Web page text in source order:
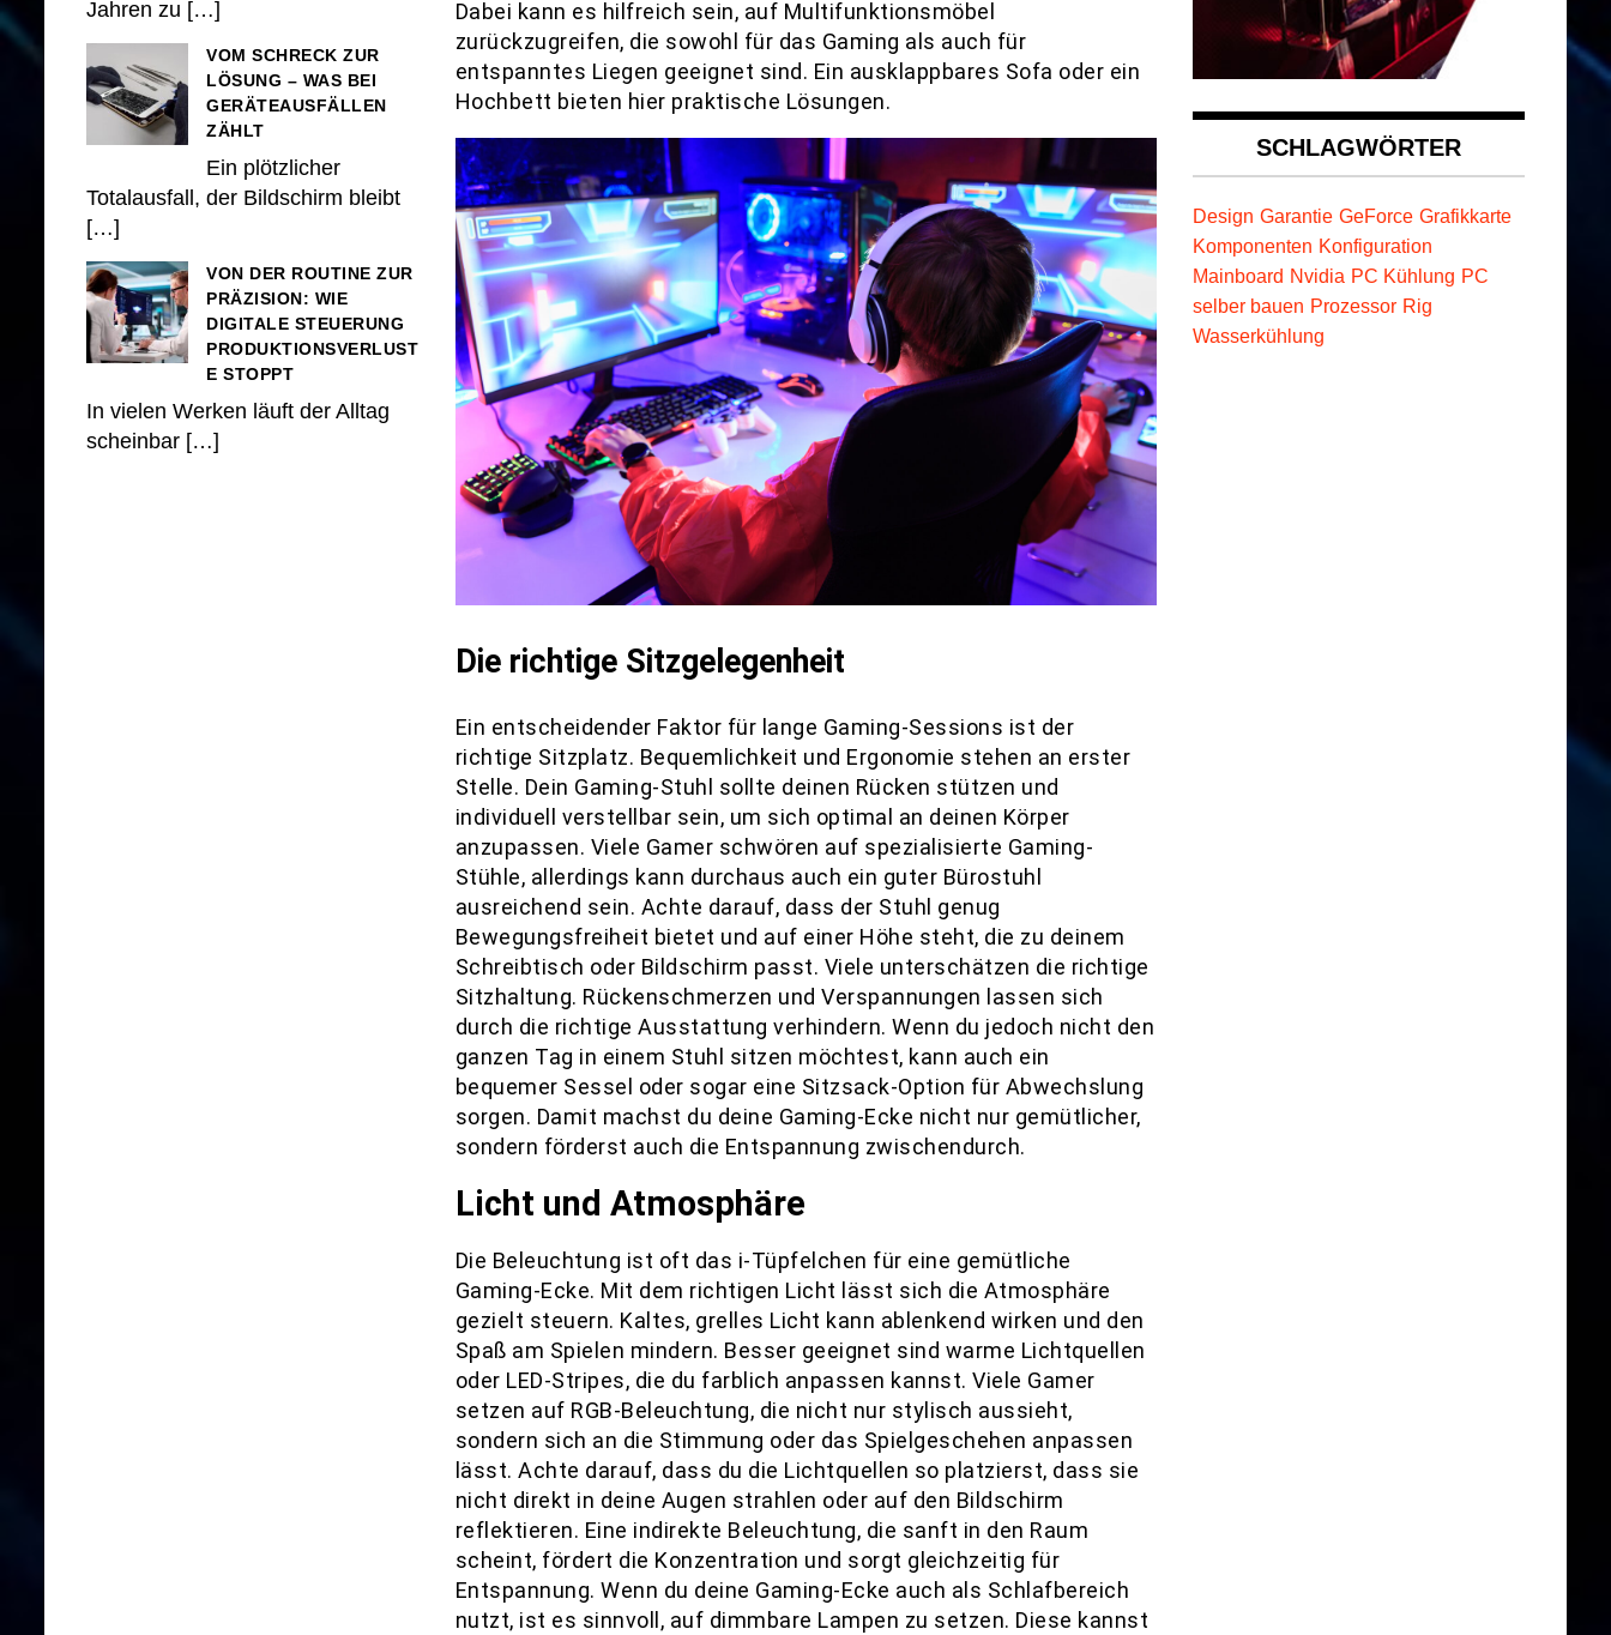
Dabei kann es hilfreich sein, auf Multifunktionsmöbel
zurückzugreifen, die sowohl für das Gaming als auch für
entspanntes Liegen geeignet sind. Ein ausklappbares Sofa oder ein
Hochbett bieten hier praktische Lösungen.
Die richtige Sitzgelegenheit
Ein entscheidender Faktor für lange Gaming-Sessions ist der
richtige Sitzplatz. Bequemlichkeit und Ergonomie stehen an erster
Stelle. Dein Gaming-Stuhl sollte deinen Rücken stützen und
individuell verstellbar sein, um sich optimal an deinen Körper
anzupassen. Viele Gamer schwören auf spezialisierte Gaming-
Stühle, allerdings kann durchaus auch ein guter Bürostuhl
ausreichend sein. Achte darauf, dass der Stuhl genug
Bewegungsfreiheit bietet und auf einer Höhe steht, die zu deinem
Schreibtisch oder Bildschirm passt. Viele unterschätzen die richtige
Sitzhaltung. Rückenschmerzen und Verspannungen lassen sich
durch die richtige Ausstattung verhindern. Wenn du jedoch nicht den
ganzen Tag in einem Stuhl sitzen möchtest, kann auch ein
bequemer Sessel oder sogar eine Sitzsack-Option für Abwechslung
sorgen. Damit machst du deine Gaming-Ecke nicht nur gemütlicher,
sondern förderst auch die Entspannung zwischendurch.
Licht und Atmosphäre
Die Beleuchtung ist oft das i-Tüpfelchen für eine gemütliche
Gaming-Ecke. Mit dem richtigen Licht lässt sich die Atmosphäre
gezielt steuern. Kaltes, grelles Licht kann ablenkend wirken und den
Spaß am Spielen mindern. Besser geeignet sind warme Lichtquellen
oder LED-Stripes, die du farblich anpassen kannst. Viele Gamer
setzen auf RGB-Beleuchtung, die nicht nur stylisch aussieht,
sondern sich an die Stimmung oder das Spielgeschehen anpassen
lässt. Achte darauf, dass du die Lichtquellen so platzierst, dass sie
nicht direkt in deine Augen strahlen oder auf den Bildschirm
reflektieren. Eine indirekte Beleuchtung, die sanft in den Raum
scheint, fördert die Konzentration und sorgt gleichzeitig für
Entspannung. Wenn du deine Gaming-Ecke auch als Schlafbereich
nutzt, ist es sinnvoll, auf dimmbare Lampen zu setzen. Diese kannst
Jahren zu […]
VOM SCHRECK ZUR
LÖSUNG – WAS BEI
GERÄTEAUSFÄLLEN
ZÄHLT
Ein plötzlicher
Totalausfall, der Bildschirm bleibt
[…]
VON DER ROUTINE ZUR
PRÄZISION: WIE
DIGITALE STEUERUNG
PRODUKTIONSVERLUST
E STOPPT
In vielen Werken läuft der Alltag
scheinbar […]
SCHLAGWÖRTER
Design Garantie GeForce Grafikkarte
Komponenten Konfiguration
Mainboard Nvidia PC Kühlung PC
selber bauen Prozessor Rig
Wasserkühlung